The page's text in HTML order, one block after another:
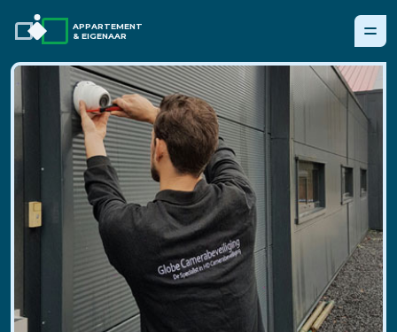
APPARTEMENT
& EIGENAAR